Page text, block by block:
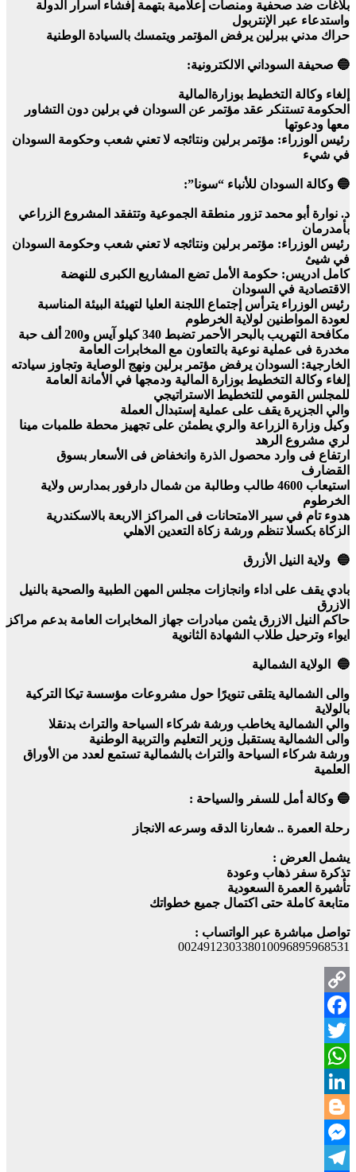
بلاغات ضد صحفية ومنصات إعلامية بتهمة إفشاء أسرار الدولة
واستدعاء عبر الإنتربول
حراك مدني ببرلين يرفض المؤتمر ويتمسك بالسيادة الوطنية
🔵 صحيفة السوداني الالكترونية:
إلغاء وكالة التخطيط بوزارةالمالية
الحكومة تستنكر عقد مؤتمر عن السودان في برلين دون التشاور
معها ودعوتها
رئيس الوزراء: مؤتمر برلين ونتائجه لا تعني شعب وحكومة السودان
في شيء
🔵 وكالة السودان للأنباء “سونا”:
د. نوارة أبو محمد تزور منطقة الجموعية وتتفقد المشروع الزراعي
بأمدرمان
رئيس الوزراء: مؤتمر برلين ونتائجه لا تعني شعب وحكومة السودان
في شيئ
كامل ادريس: حكومة الأمل تضع المشاريع الكبرى للنهضة
الاقتصادية في السودان
رئيس الوزراء يترأس إجتماع اللجنة العليا لتهيئة البيئة المناسبة
لعودة المواطنين لولاية الخرطوم
مكافحة التهريب بالبحر الأحمر تضبط 340 كيلو آيس و200 ألف حبة
مخدرة فى عملية نوعية بالتعاون مع المخابرات العامة
الخارجية: السودان يرفض مؤتمر برلين ونهج الوصاية وتجاوز سيادته
إلغاء وكالة التخطيط بوزارة المالية ودمجها في الأمانة العامة
للمجلس القومي للتخطيط الاستراتيجي
والي الجزيرة يقف على عملية إستبدال العملة
وكيل وزارة الزراعة والري يطمئن على تجهيز محطة طلمبات مينا
لري مشروع الرهد
ارتفاع فى وارد محصول الذرة وانخفاض فى الأسعار بسوق
القضارف
استيعاب 4600 طالب وطالبة من شمال دارفور بمدارس ولاية
الخرطوم
هدوء تام في سير الامتحانات فى المراكز الاربعة بالاسكندرية
الزكاة بكسلا تنظم ورشة زكاة التعدين الاهلي
🔵 ولاية النيل الأزرق
بادي يقف على اداء وانجازات مجلس المهن الطبية والصحية بالنيل
الازرق
حاكم النيل الازرق يثمن مبادرات جهاز المخابرات العامة بدعم مراكز
ايواء وترحيل طلاب الشهادة الثانوية
🔵 الولاية الشمالية
والى الشمالية يتلقى تنويرًا حول مشروعات مؤسسة تيكا التركية
بالولاية
والي الشمالية يخاطب ورشة شركاء السياحة والتراث بدنقلا
والى الشمالية يستقبل وزير التعليم والتربية الوطنية
ورشة شركاء السياحة والتراث بالشمالية تستمع لعدد من الأوراق
العلمية
🔵 وكالة أمل للسفر والسياحة :
رحلة العمرة .. شعارنا الدقه وسرعه الانجاز
يشمل العرض :
تذكرة سفر ذهاب وعودة
تأشيرة العمرة السعودية
متابعة كاملة حتى اكتمال جميع خطواتك
تواصل مباشرة عبر الواتساب :
002491230338010096895968531
Copy
Link
Facebook
Twitter
WhatsApp
LinkedIn
Blogger
Messenger